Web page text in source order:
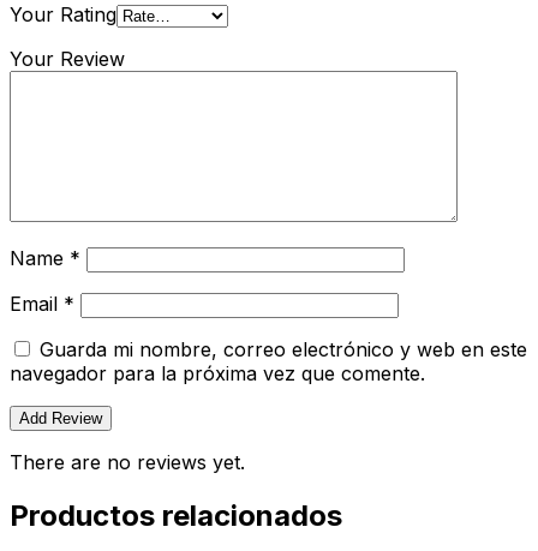
Your Rating
Your Review
Name *
Email *
Guarda mi nombre, correo electrónico y web en este
navegador para la próxima vez que comente.
There are no reviews yet.
Productos relacionados